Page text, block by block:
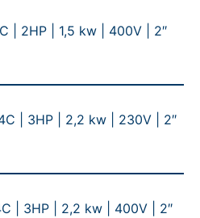
| 2HP | 1,5 kw | 400V | 2″
| 3HP | 2,2 kw | 230V | 2″
| 3HP | 2,2 kw | 400V | 2″